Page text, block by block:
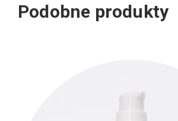
Podobne produkty